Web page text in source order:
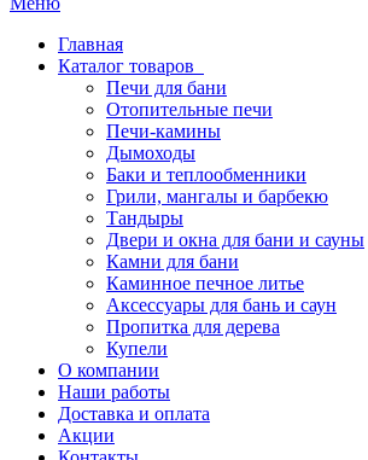
Главная
Каталог товаров
Печи для бани
Отопительные печи
Печи-камины
Дымоходы
Баки и теплообменники
Грили, мангалы и барбекю
Тандыры
Двери и окна для бани и сауны
Камни для бани
Каминное печное литье
Аксессуары для бань и саун
Пропитка для дерева
Купели
О компании
Наши работы
Доставка и оплата
Акции